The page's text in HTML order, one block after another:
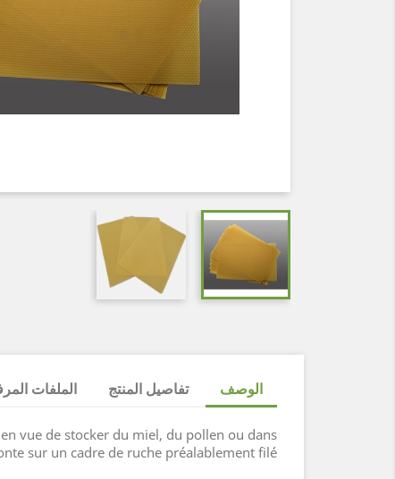
الوصف تفاصيل المنتج الملفات
vue de stocker du miel, du pollen ou dans
sur un cadre de ruche préalablement filé.